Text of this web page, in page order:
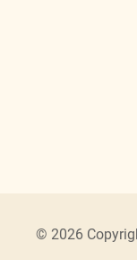
© 2026